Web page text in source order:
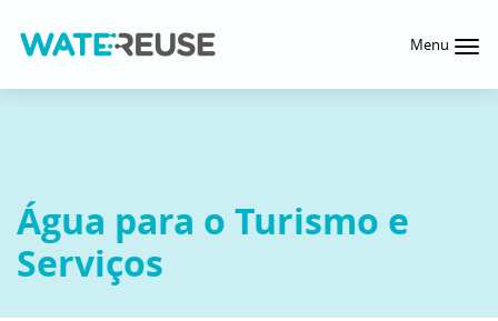
Menu
Água para o Turismo e
Serviços